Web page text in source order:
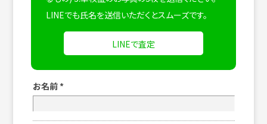
LINEでも氏名を送信いただくとスムーズです。
LINEで査定
お名前 *